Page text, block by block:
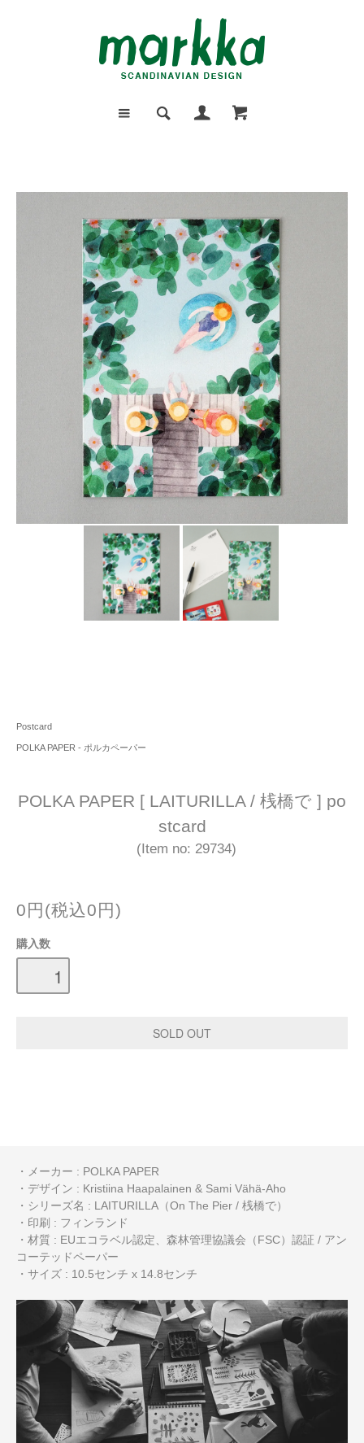
Postcard
POLKA PAPER - ポルカペーパー
POLKA PAPER [ LAITURILLA / 桟橋で ] po
stcard
(Item no: 29734)
0円(税込0円)
購入数
・メーカー : POLKA PAPER
・デザイン : Kristiina Haapalainen & Sami Vähä-Aho
・シリーズ名 : LAITURILLA（On The Pier / 桟橋で）
・印刷 : フィンランド
・材質 : EUエコラベル認定、森林管理協議会（FSC）認証 / アン
コーテッドペーパー
・サイズ : 10.5センチ x 14.8センチ